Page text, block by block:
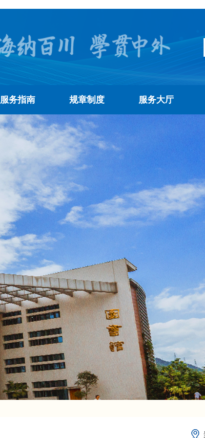
服务指南 规章制度 服务大厅